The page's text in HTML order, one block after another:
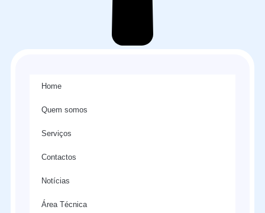
Home
Quem somos
Serviços
Contactos
Notícias
Área Técnica